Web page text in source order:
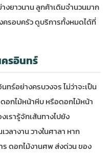
งยาวนาน ลูกค้าเดิมจำนวนมาก
ครอบครัว ดูบริการทั้งหมดได้ที่
รอินทร์
ร์อย่างครบวงจร ไม่ว่าจะเป็น
กไม้หน้าหีบ หรือดอกไม้หน้า
เรารู้จักเส้นทางไปยัง
ลางาน วางในศาลา หาก
รดอกไม้งานศพ ส่งด่วนของ